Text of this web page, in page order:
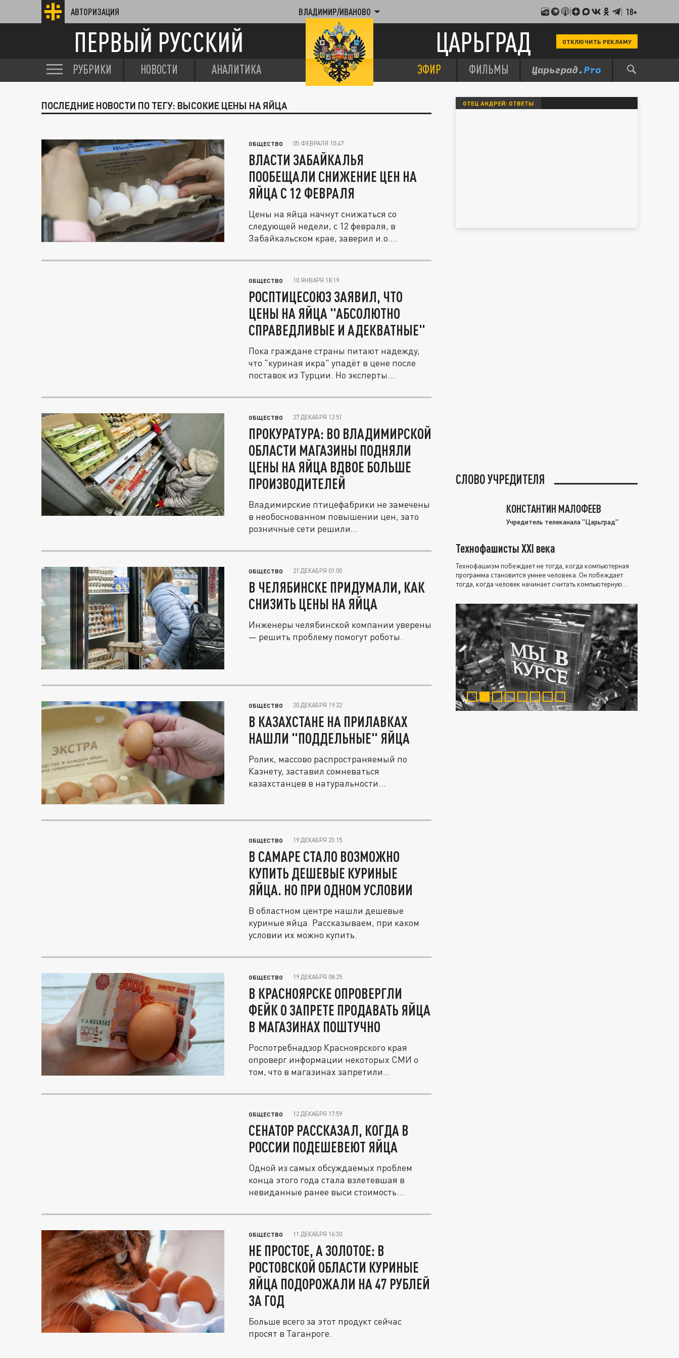
АВТОРИЗАЦИЯ ВЛАДИМИР/ИВАНОВО 18+
ПЕРВЫЙ РУССКИЙ ЦАРЬГРАД ОТКЛЮЧИТЬ РЕКЛАМУ
РУБРИКИ НОВОСТИ АНАЛИТИКА ЭФИР ФИЛЬМЫ
ПОСЛЕДНИЕ НОВОСТИ ПО ТЕГУ: ВЫСОКИЕ ЦЕНЫ НА ЯЙЦА
ОБЩЕСТВО 05 ФЕВРАЛЯ 10:47
ВЛАСТИ ЗАБАЙКАЛЬЯ
ПООБЕЩАЛИ СНИЖЕНИЕ ЦЕН НА
ЯЙЦА С 12 ФЕВРАЛЯ
Цены на яйца начнут снижаться со
следующей недели, с 12 февраля, в
Забайкальском крае, заверил и.о....
ОБЩЕСТВО 10 ЯНВАРЯ 18:19
РОСПТИЦЕСОЮЗ ЗАЯВИЛ, ЧТО
ЦЕНЫ НА ЯЙЦА "АБСОЛЮТНО
СПРАВЕДЛИВЫЕ И АДЕКВАТНЫЕ"
Пока граждане страны питают надежду,
что "куриная икра" упадёт в цене после
поставок из Турции. Но эксперты...
ОБЩЕСТВО 27 ДЕКАБРЯ 12:51
ПРОКУРАТУРА: ВО ВЛАДИМИРСКОЙ
ОБЛАСТИ МАГАЗИНЫ ПОДНЯЛИ
ЦЕНЫ НА ЯЙЦА ВДВОЕ БОЛЬШЕ
ПРОИЗВОДИТЕЛЕЙ
Владимирские птицефабрики не замечены
в необоснованном повышении цен, зато
розничные сети решили...
ОБЩЕСТВО 21 ДЕКАБРЯ 01:00
В ЧЕЛЯБИНСКЕ ПРИДУМАЛИ, КАК
СНИЗИТЬ ЦЕНЫ НА ЯЙЦА
Инженеры челябинской компании уверены
— решить проблему помогут роботы.
ОБЩЕСТВО 20 ДЕКАБРЯ 19:22
В КАЗАХСТАНЕ НА ПРИЛАВКАХ
НАШЛИ "ПОДДЕЛЬНЫЕ" ЯЙЦА
Ролик, массово распространяемый по
Казнету, заставил сомневаться
казахстанцев в натуральности
ОБЩЕСТВО 19 ДЕКАБРЯ 23:15
В САМАРЕ СТАЛО ВОЗМОЖНО
КУПИТЬ ДЕШЕВЫЕ КУРИНЫЕ
ЯЙЦА. НО ПРИ ОДНОМ УСЛОВИИ
В областном центре нашли дешевые
куриные яйца. Рассказываем, при каком
условии их можно купить.
ОБЩЕСТВО 19 ДЕКАБРЯ 08:25
В КРАСНОЯРСКЕ ОПРОВЕРГЛИ
ФЕЙК О ЗАПРЕТЕ ПРОДАВАТЬ ЯЙЦА
В МАГАЗИНАХ ПОШТУЧНО
Роспотребнадзор Красноярского края
опроверг информации некоторых СМИ о
том, что в магазинах запретили...
ОБЩЕСТВО 12 ДЕКАБРЯ 17:59
СЕНАТОР РАССКАЗАЛ, КОГДА В
РОССИИ ПОДЕШЕВЕЮТ ЯЙЦА
Одной из самых обсуждаемых проблем
конца этого года стала взлетевшая в
невиданные ранее выси стоимость
ОБЩЕСТВО 11 ДЕКАБРЯ 16:30
НЕ ПРОСТОЕ, А ЗОЛОТОЕ: В
РОСТОВСКОЙ ОБЛАСТИ КУРИНЫЕ
ЯЙЦА ПОДОРОЖАЛИ НА 47 РУБЛЕЙ
ЗА ГОД
Больше всего за этот продукт сейчас
просят в Таганроге.
ОТЕЦ АНДРЕЙ: ОТВЕТЫ
СЛОВО УЧРЕДИТЕЛЯ
КОНСТАНТИН МАЛОФЕЕВ
Учредитель телеканала "Царьград"
Технофашисты XXI века
Технофашизм побеждает не тогда, когда компьютерная
программа становится умнее человека. Он побеждает
тогда, когда человек начинает считать компьютерную